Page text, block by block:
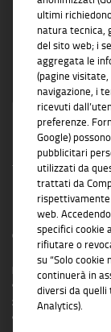
INFORMAZIONI
Compass Banca S.p.A.,
Mediobanca:
pubblicitario con
documenti informativi
gli Agenti in attività
credito convenzionati in
ultimi
natura tecnica,
del sito web; i
aggregata le
(pagine
navigazione, i
ricevuti
preferenze.
Google)
pubblicitari
utilizzati da
trattati da
web.
specifici cookie
rifiutare o
su “Solo cookie
continuerà in
diversi da quelli
Analytics).